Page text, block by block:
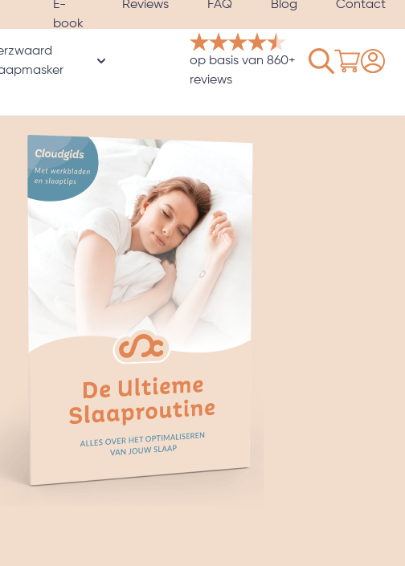
E-
book
Reviews FAQ Blog Contact
categorie
voor Hoezen & Satijnen kussenslopen categorie
Toon submenu voor Verzwaard slaapmasker
op basis van 860+
reviews